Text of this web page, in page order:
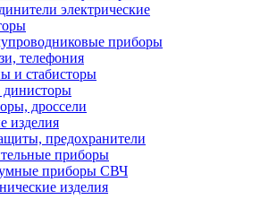
электрические
приборы
телефония
и стабисторы
дроссели
изделия
предохранители
приборы
приборы СВЧ
изделия